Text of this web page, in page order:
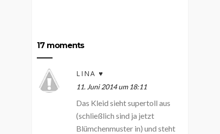
17 moments
LINA ♥
11. Juni 2014 um 18:11
Das Kleid sieht supertoll aus
(schließlich sind ja jetzt
Blümchenmuster in) und steht